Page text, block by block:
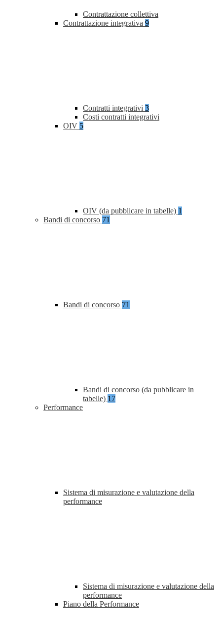
Contrattazione collettiva
Contrattazione integrativa 9
Contratti integrativi 3
Costi contratti integrativi
OIV 5
OIV (da pubblicare in tabelle) 1
Bandi di concorso 71
Bandi di concorso 71
Bandi di concorso (da pubblicare in
tabelle) 17
Performance
Sistema di misurazione e valutazione della
performance
Sistema di misurazione e valutazione della
performance
Piano della Performance